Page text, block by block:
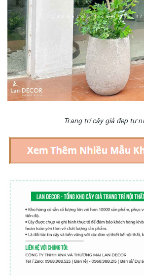
Trang trí cây giả đẹp tự